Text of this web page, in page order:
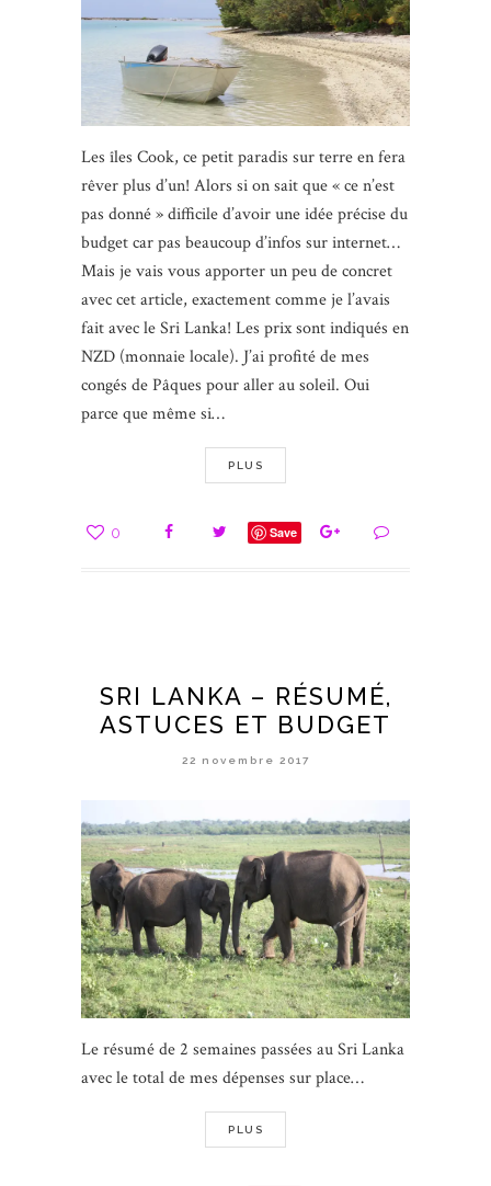
Les îles Cook, ce petit paradis sur terre en fera
rêver plus d’un! Alors si on sait que « ce n’est
pas donné » difficile d’avoir une idée précise du
budget car pas beaucoup d’infos sur internet…
Mais je vais vous apporter un peu de concret
avec cet article, exactement comme je l’avais
fait avec le Sri Lanka! Les prix sont indiqués en
NZD (monnaie locale). J’ai profité de mes
congés de Pâques pour aller au soleil. Oui
parce que même si…
PLUS
0 Save
SRI LANKA – RÉSUMÉ,
ASTUCES ET BUDGET
22 novembre 2017
Le résumé de 2 semaines passées au Sri Lanka
avec le total de mes dépenses sur place…
PLUS